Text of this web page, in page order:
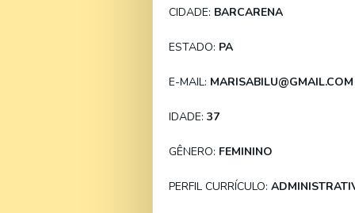
CIDADE: BARCARENA
ESTADO: PA
E-MAIL: MARISABILU@GMAIL.COM
IDADE: 37
GÊNERO: FEMININO
PERFIL CURRÍCULO: